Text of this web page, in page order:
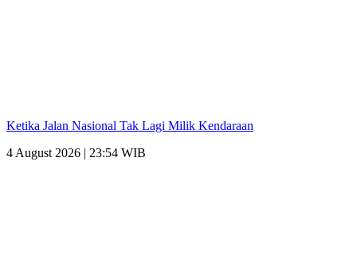
Ketika Jalan Nasional Tak Lagi Milik Kendaraan
4 August 2026 | 23:54 WIB